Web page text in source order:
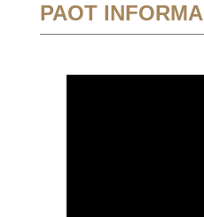
PAOT INFORMA